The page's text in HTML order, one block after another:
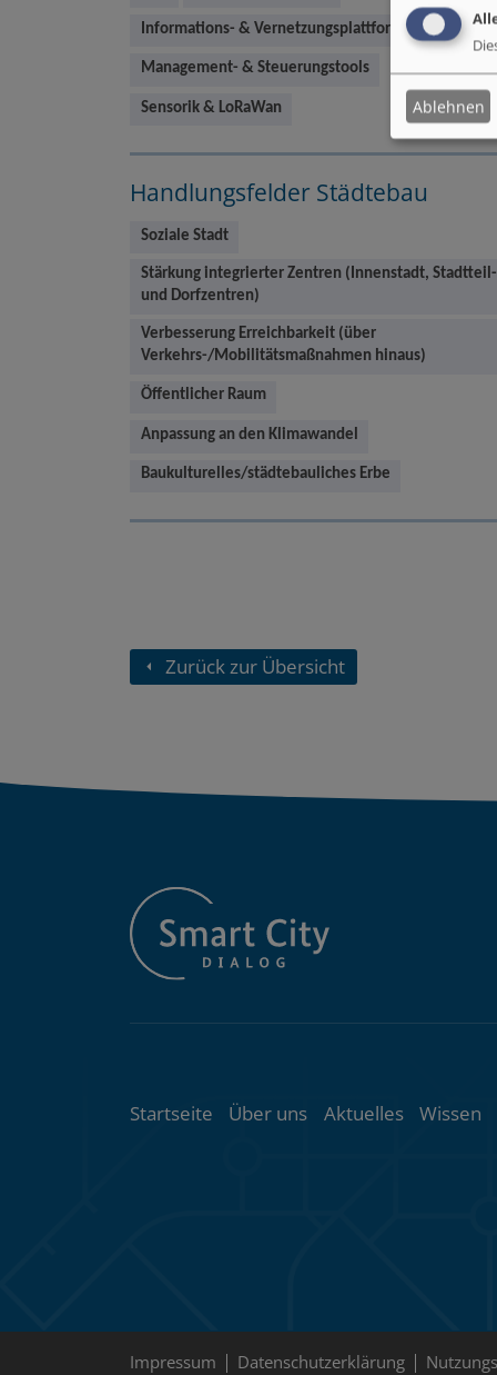
Informations- & Vernetzungsplattform
Management- & Steuerungstools
Sensorik & LoRaWan
Handlungsfelder Städtebau
Soziale Stadt
Stärkung integrierter Zentren (Innenstadt, Stadtteil-
und Dorfzentren)
Verbesserung Erreichbarkeit (über
Verkehrs-/Mobilitätsmaßnahmen hinaus)
Öffentlicher Raum
Anpassung an den Klimawandel
Baukulturelles/städtebauliches Erbe
Zurück zur Übersicht
Startseite Über uns Aktuelles Wissen
Impressum Datenschutzerklärung
Ablehnen